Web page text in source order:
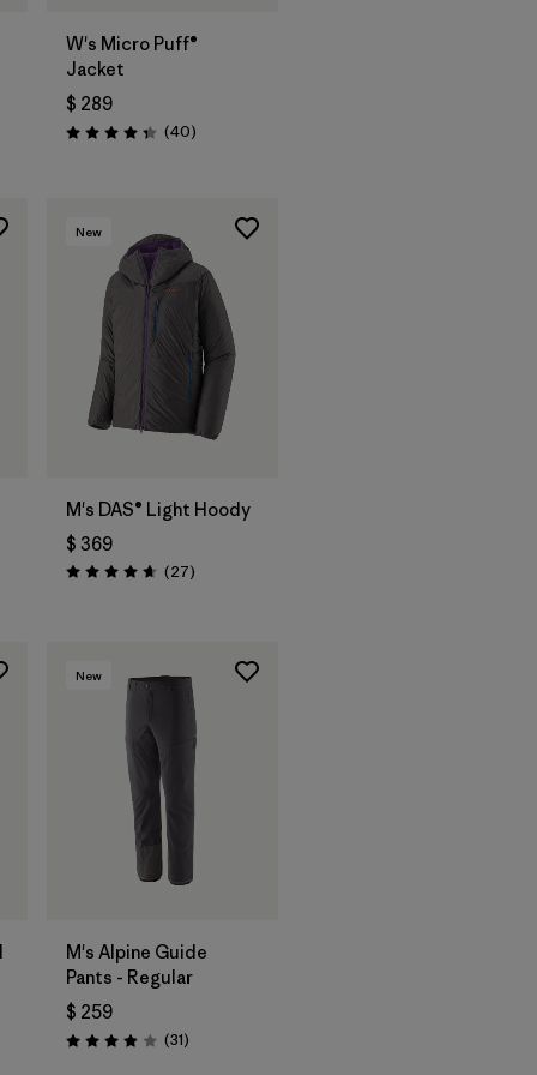
W's Micro Puff®
Jacket
$ 289
Valoración: 4.4 / 5
(40Comentarios
)
New
M's DAS® Light Hoody
$ 369
Valoración: 4.6 / 5
(27Comentarios
)
New
M's Alpine Guide
Pants - Regular
$ 259
Valoración: 3.9 / 5
(31Comentarios
)